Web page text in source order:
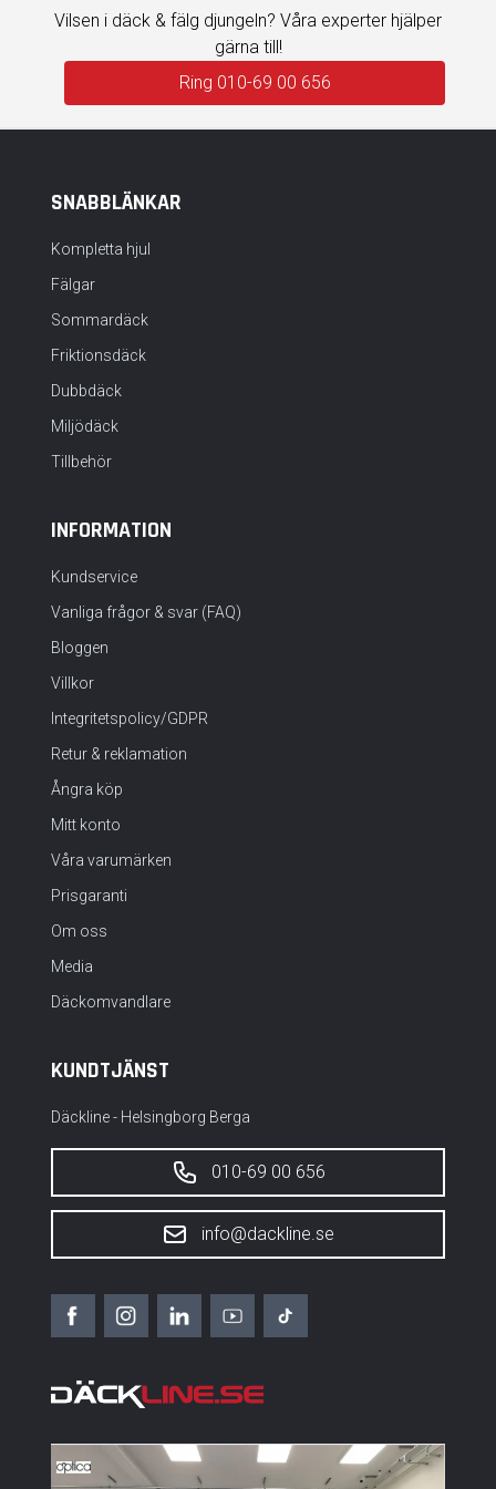
Vilsen i däck & fälg djungeln? Våra experter hjälper
gärna till!
Ring 010-69 00 656
SNABBLÄNKAR
Kompletta hjul
Fälgar
Sommardäck
Friktionsdäck
Dubbdäck
Miljödäck
Tillbehör
INFORMATION
Kundservice
Vanliga frågor & svar (FAQ)
Bloggen
Villkor
Integritetspolicy/GDPR
Retur & reklamation
Ångra köp
Mitt konto
Våra varumärken
Prisgaranti
Om oss
Media
Däckomvandlare
KUNDTJÄNST
Däckline - Helsingborg Berga
010-69 00 656
info@dackline.se